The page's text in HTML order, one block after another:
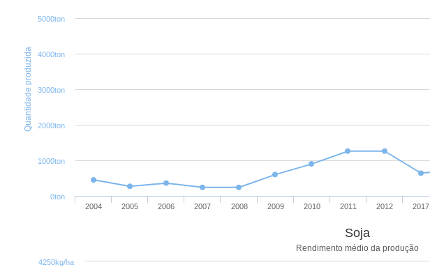
Quantidade produzida
2004 2005 2006 2007 2008 2009 2010 2011 2012 2017
0ton
1000ton
2000ton
3000ton
4000ton
5000ton
Soja
Rendimento médio da produção
4250kg/ha